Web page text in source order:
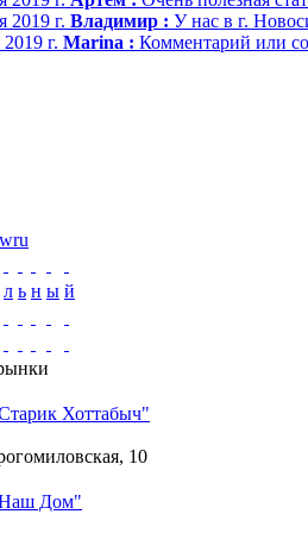
2019 г. Владимир : У нас в г.
г. Marina : Комментарий или
л ь н ы й
Хоттабыч"
10
Дом"